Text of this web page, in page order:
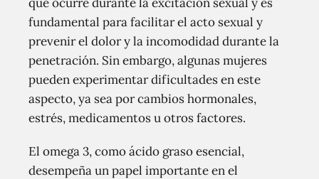
fundamental para facilitar el acto sexual y
prevenir el dolor y la incomodidad durante la
penetración. Sin embargo, algunas mujeres
pueden experimentar dificultades en este
aspecto, ya sea por cambios hormonales,
estrés, medicamentos u otros factores.
El omega 3, como ácido graso esencial,
desempeña un papel importante en el